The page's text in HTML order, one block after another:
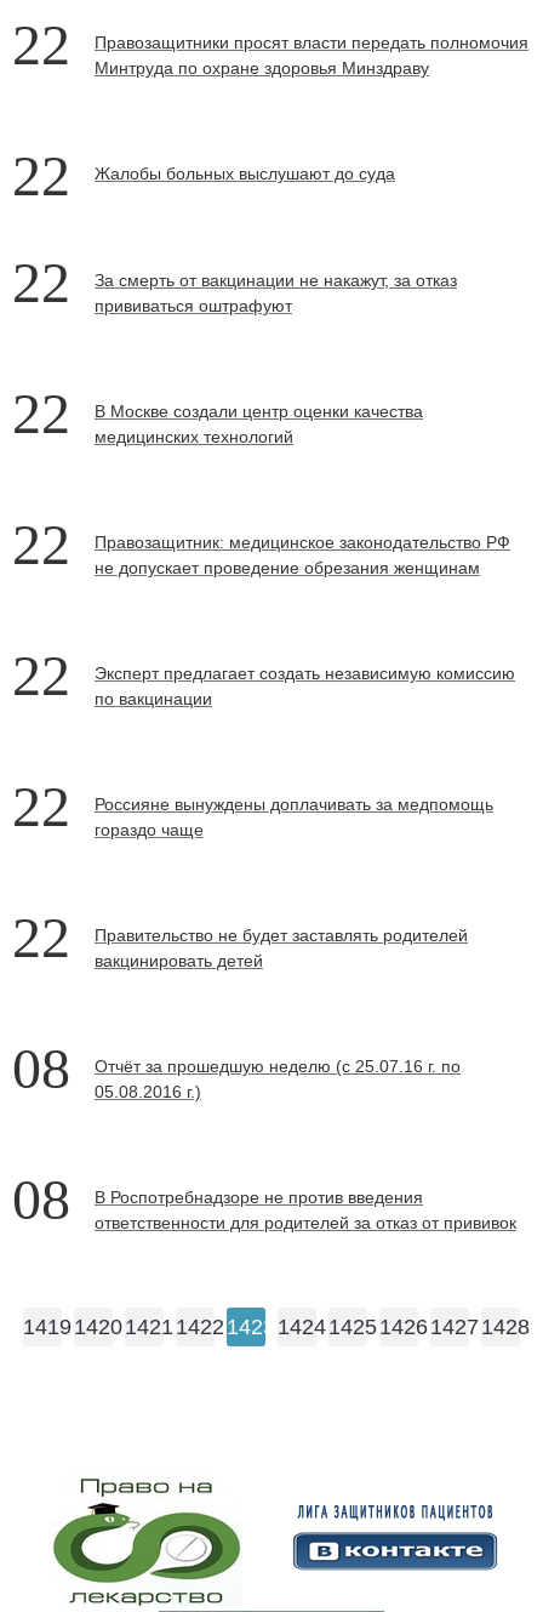
22
Правозащитники просят власти передать полномочия
Минтруда по охране здоровья Минздраву
22 Жалобы больных выслушают до суда
22
За смерть от вакцинации не накажут, за отказ
прививаться оштрафуют
22
В Москве создали центр оценки качества
медицинских технологий
22
Правозащитник: медицинское законодательство РФ
не допускает проведение обрезания женщинам
22
Эксперт предлагает создать независимую комиссию
по вакцинации
22
Россияне вынуждены доплачивать за медпомощь
гораздо чаще
22
Правительство не будет заставлять родителей
вакцинировать детей
08
Отчёт за прошедшую неделю (с 25.07.16 г. по
05.08.2016 г.)
08
В Роспотребнадзоре не против введения
ответственности для родителей за отказ от прививок
141914201421 1422 1423 1424142514261427 1428